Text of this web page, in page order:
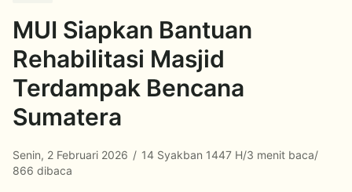
MUI Siapkan Bantuan
Rehabilitasi Masjid
Terdampak Bencana
Sumatera
Senin, 2 Februari 2026 / 14 Syakban 1447 H/3 menit baca/
866 dibaca